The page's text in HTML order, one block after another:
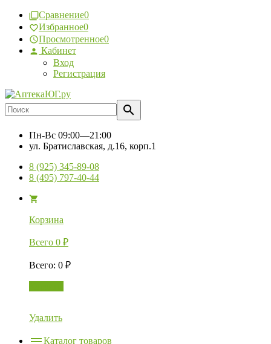
Сравнение0
Избранное0
Просмотренное0
Кабинет
Вход
Регистрация
Пн-Вс 09:00—21:00
ул. Братиславская, д.16, корп.1
8 (925) 345-89-08
8 (495) 797-40-44
Корзина
Всего 0 ₽
Всего: 0 ₽
Удалить
Каталог товаров